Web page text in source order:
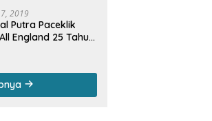
2019
Putra Paceklik
England 25 Tahun,